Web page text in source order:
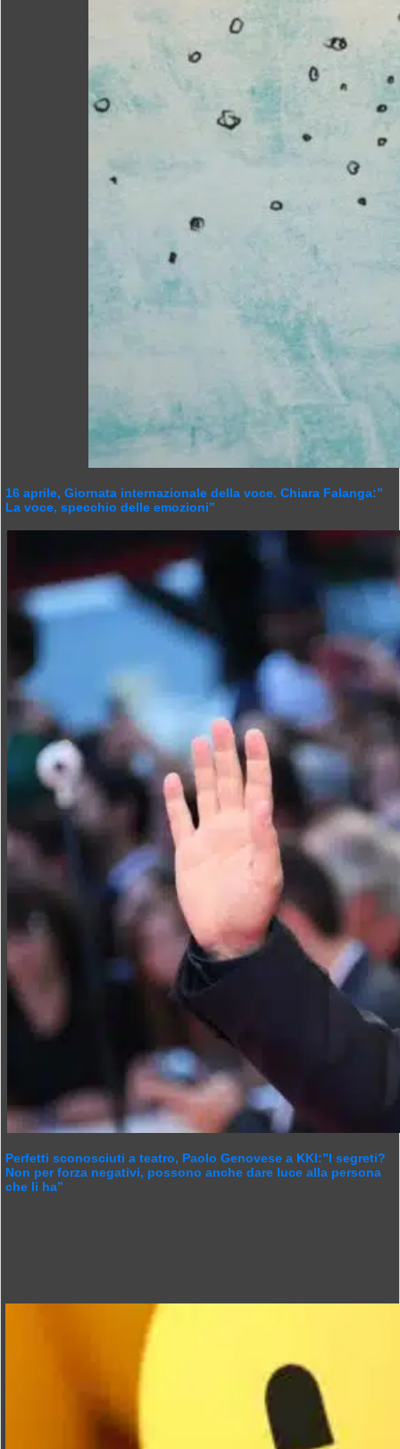
16 aprile, Giornata internazionale della voce. Chiara Falanga:”
La voce, specchio delle emozioni”
Perfetti sconosciuti a teatro, Paolo Genovese a KKI:”I segreti?
Non per forza negativi, possono anche dare luce alla persona
che li ha”